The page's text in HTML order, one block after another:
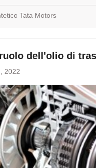
Tata Motors
dell'olio di
2022